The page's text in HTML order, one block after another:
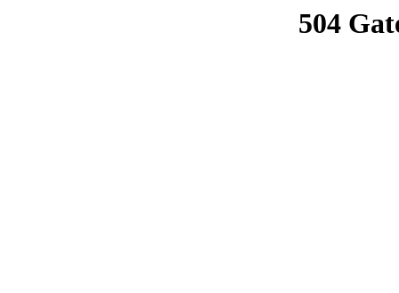
504